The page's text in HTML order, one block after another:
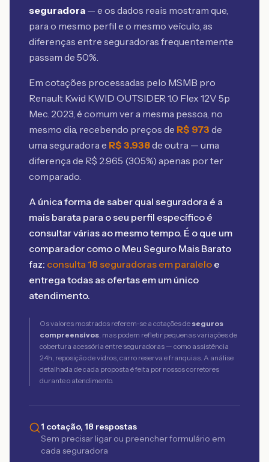
seguradora — e os dados reais mostram que,
para o mesmo perfil e o mesmo veículo, as
diferenças entre seguradoras frequentemente
passam de 50%.
Em cotações processadas pelo MSMB pro
Renault Kwid KWID OUTSIDER 1.0 Flex 12V 5p
Mec. 2023, é comum ver a mesma pessoa, no
mesmo dia, recebendo preços de R$ 973 de
uma seguradora e R$ 3.938de outra — uma
diferença de R$ 2.965 (305%) apenas por ter
comparado.
A única forma de saber qual seguradora é a
mais barata para o seu perfil específico é
consultar várias ao mesmo tempo. É o que um
comparador como o Meu Seguro Mais Barato
faz: consulta 18 seguradoras em paralelo e
entrega todas as ofertas em um único
atendimento.
Os valores mostrados referem-se a cotações de seguros
compreensivos, mas podem refletir pequenas variações de
cobertura acessória entre seguradoras — como assistência
24h, reposição de vidros, carro reserva e franquias. A análise
detalhada de cada proposta é feita por nossos corretores
durante o atendimento.
1 cotação, 18 respostas
Sem precisar ligar ou preencher formulário em
cada seguradora